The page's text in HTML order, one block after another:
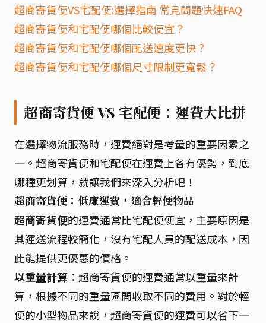
超商寄貨便VS宅配便:選擇指南 常見問題快速FAQ
超商寄貨便和宅配便哪個比較便宜？
超商寄貨便和宅配便哪個配送速度更快？
超商寄貨便和宅配便哪個尺寸限制更寬鬆？
超商寄貨便 VS 宅配便：運費大比拼
在選擇物流服務時，運費絕對是考量的重要因素之
一。超商寄貨便和宅配便在運費上各有優勢，到底
哪種更划算，就讓我們來深入分析吧！
超商寄貨便：低廉運費，適合輕便物品
超商寄貨便的運費通常比宅配便便宜，主要原因是
其運送流程較簡化，沒有宅配人員的配送成本，因
此能提供更優惠的價格。
以重量計算 ：超商寄貨便的運費通常以重量來計
算，根據不同的重量區間收取不同的費用。對於輕
便的小型物品來說，超商寄貨便的運費可以省下一